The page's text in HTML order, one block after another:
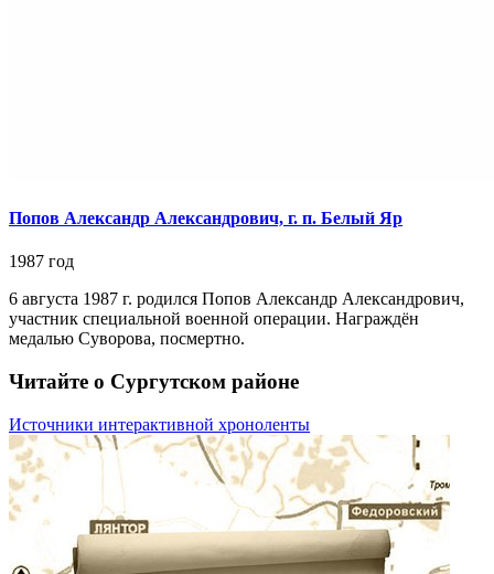
Попов Александр Александрович, г. п. Белый Яр
1987 год
6 августа 1987 г. родился Попов Александр Александрович,
участник специальной военной операции. Награждён
медалью Суворова, посмертно.
Читайте о Сургутском районе
Источники интерактивной хроноленты